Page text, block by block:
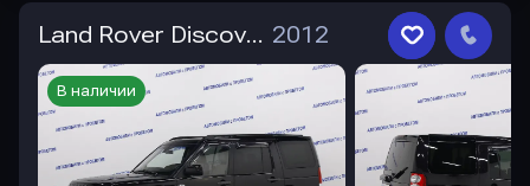
Land Rover Discovery 2012
В наличии